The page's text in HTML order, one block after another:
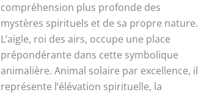
compréhension plus profonde des
mystères spirituels et de sa propre nature.
L’aigle, roi des airs, occupe une place
prépondérante dans cette symbolique
animalière. Animal solaire par excellence, il
représente l’élévation spirituelle, la